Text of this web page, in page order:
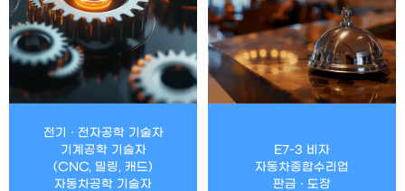
전기 · 전자공학 기술자
기계공학 기술자
(CNC, 밀링, 캐드)
자동차공학 기술자
E7-3 비자
자동차종합수리업
판금 · 도장